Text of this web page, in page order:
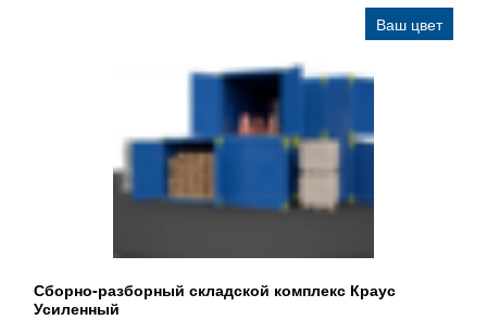
Ваш цвет
Сборно-разборный складской комплекс Краус
Усиленный